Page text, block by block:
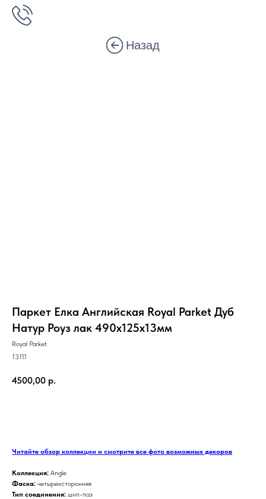
Назад
Паркет Елка Английская Royal Parket Дуб
Натур Роуз лак 490х125х13мм
Royal Parket
13111
4500,00 р.
Читайте обзор коллекции и смотрите все фото возможных декоров
Коллекция: Angle
Фаска: четырехсторонняя
Тип соединения: шип-паз